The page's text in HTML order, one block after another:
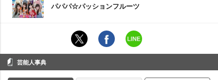
パパパ☆パッションフルーツ
芸能人事典